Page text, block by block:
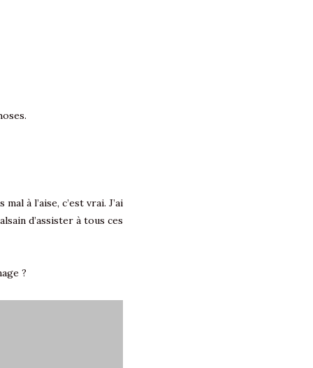
à l’aise, c’est vrai. J’ai
d’assister à tous ces
?